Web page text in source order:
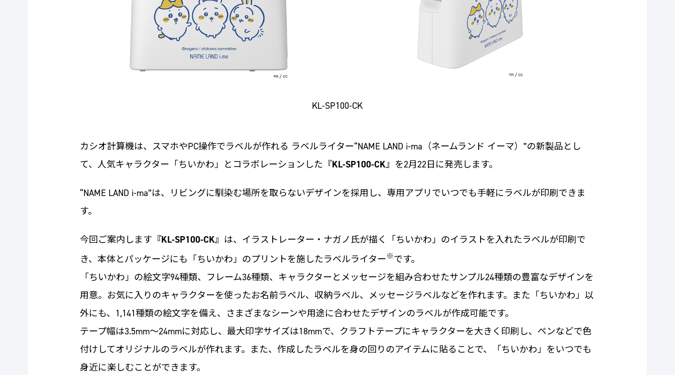
KL-SP100-CK
カシオ計算機は、スマホやPC操作でラベルが作れる ラベルライター“NAME LAND i-ma（ネームランド イーマ）”の新製品とし
て、人気キャラクター「ちいかわ」とコラボレーションした『KL-SP100-CK』を2月22日に発売します。
“NAME LAND i-ma”は、リビングに馴染む場所を取らないデザインを採用し、専用アプリでいつでも手軽にラベルが印刷できま
す。
今回ご案内します 『KL-SP100-CK』 は、イラストレーター・ナガノ氏が描く「ちいかわ」のイラストを入れたラベルが印刷で
き、本体とパッケージにも「ちいかわ」のプリントを施したラベルライター※です。
「ちいかわ」の絵文字94種類、フレーム36種類、キャラクターとメッセージを組み合わせたサンプル24種類の豊富なデザインを
用意。お気に入りのキャラクターを使ったお名前ラベル、収納ラベル、メッセージラベルなどを作れます。また「ちいかわ」以
外にも、1,141種類の絵文字を備え、さまざまなシーンや用途に合わせたデザインのラベルが作成可能です。
テープ幅は3.5mm～24mmに対応し、最大印字サイズは18mmで、クラフトテープにキャラクターを大きく印刷し、ペンなどで色
付けしてオリジナルのラベルが作れます。また、作成したラベルを身の回りのアイテムに貼ることで、「ちいかわ」をいつでも
身近に楽しむことができます。